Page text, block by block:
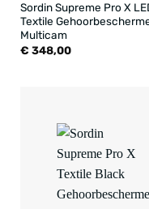
Sordin Supreme Pro X
Textile
Multicam
€ 348,00